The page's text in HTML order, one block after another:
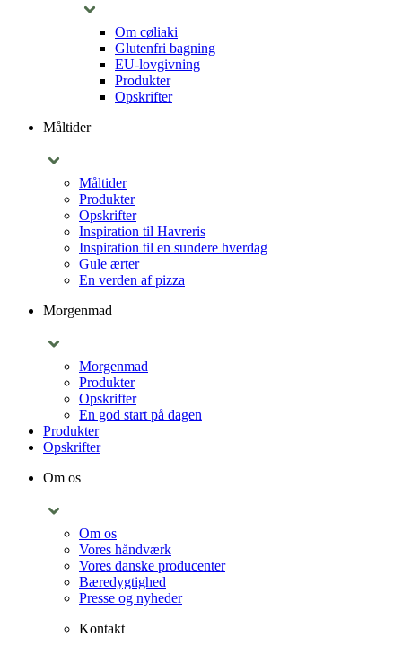
Om cøliaki
Glutenfri bagning
EU-lovgivning
Produkter
Opskrifter
Måltider
Måltider
Produkter
Opskrifter
Inspiration til Havreris
Inspiration til en sundere hverdag
Gule ærter
En verden af pizza
Morgenmad
Morgenmad
Produkter
Opskrifter
En god start på dagen
Produkter
Opskrifter
Om os
Om os
Vores håndværk
Vores danske producenter
Bæredygtighed
Presse og nyheder
Kontakt